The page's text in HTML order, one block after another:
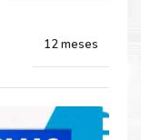
12 meses